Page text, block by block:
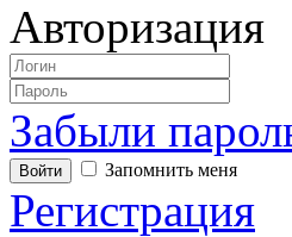
Авторизация
Забыли
Запомнить меня
Регистрация